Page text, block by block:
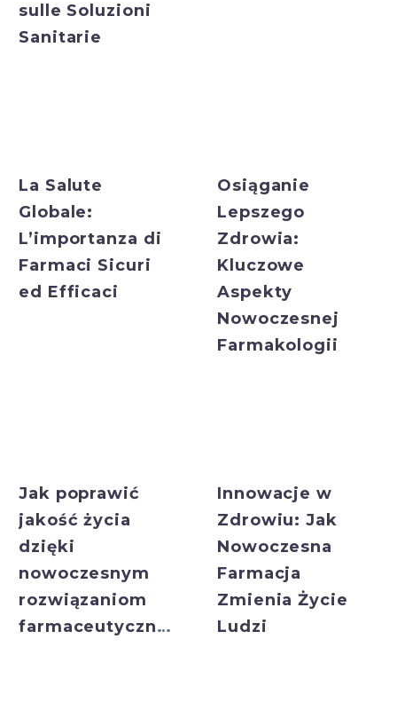
sulle Soluzioni
Sanitarie
La Salute
Globale:
L’importanza di
Farmaci Sicuri
ed Efficaci
Osiąganie
Lepszego
Zdrowia:
Kluczowe
Aspekty
Nowoczesnej
Farmakologii
Jak poprawić
jakość życia
dzięki
nowoczesnym
rozwiązaniom
farmaceutycznym
Innowacje w
Zdrowiu: Jak
Nowoczesna
Farmacja
Zmienia Życie
Ludzi